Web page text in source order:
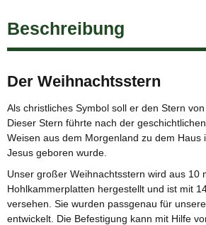
Beschreibung
Der Weihnachtsstern
Als christliches Symbol soll er den Stern
Dieser Stern führte nach der
Weisen aus dem Morgenland zu dem Haus
Jesus geboren wurde.
Unser großer Weihnachtsstern wird aus 10
Hohlkammerplatten hergestellt und ist mit
versehen. Sie wurden passgenau für unsere
entwickelt. Die Befestigung kann mit Hilfe